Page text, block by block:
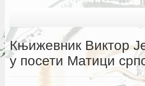
Почетна
Матица српска
Књижевник Виктор
у посети Матици